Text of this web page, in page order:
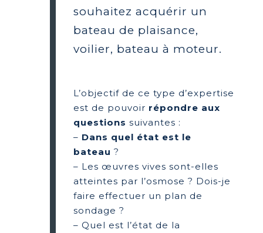
souhaitez acquérir un
bateau de plaisance,
voilier, bateau à moteur.
L’objectif de ce type d’expertise
est de pouvoir répondre aux
questions suivantes :
– Dans quel état est le
bateau ?
– Les œuvres vives sont-elles
atteintes par l’osmose ? Dois-je
faire effectuer un plan de
sondage ?
– Quel est l’état de la